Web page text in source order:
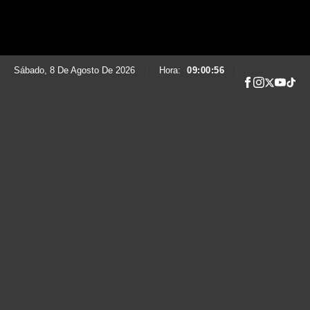
Sábado, 8 De Agosto De 2026 Hora: 09:00:57